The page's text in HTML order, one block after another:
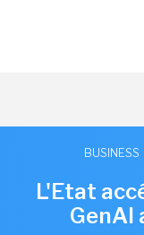
BUSINESS
L'Etat
GenAI